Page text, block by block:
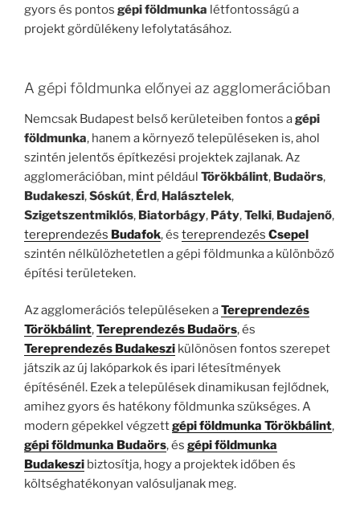
gyors és pontos gépi földmunka létfontosságú a
projekt gördülékeny lefolytatásához.
A gépi földmunka előnyei az agglomerációban
Nemcsak Budapest belső kerületeiben fontos agépi
földmunka, hanem a környező településeken is, ahol
szintén jelentős építkezési projektek zajlanak. Az
agglomerációban, mint például Törökbálint, Budaörs,
Budakeszi,Sóskút, Érd, Halásztelek,
Szigetszentmiklós, Biatorbágy, Páty,Telki, Budajenő,
tereprendezés Budafok, és tereprendezés Csepel
szintén nélkülözhetetlen a gépi földmunka a különböző
építési területeken.
Az agglomerációs településeken aTereprendezés
Törökbálint,Tereprendezés Budaörs, és
Tereprendezés Budakeszi különösen fontos szerepet
játszik az új lakóparkok és ipari létesítmények
építésénél. Ezek a települések dinamikusan fejlődnek,
amihez gyors és hatékony földmunka szükséges. A
modern gépekkel végzettgépi földmunka Törökbálint,
gépi földmunka Budaörs, és gépi földmunka
Budakeszi biztosítja, hogy a projektek időben és
költséghatékonyan valósuljanak meg.